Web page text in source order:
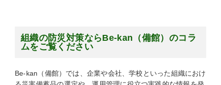
組織の防災対策ならBe-kan（備館）のコラ
ムをご覧ください
Be-kan（備館）では、企業や会社、学校といった組織におけ